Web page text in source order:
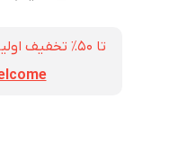
تا ۵۰٪ تخفیف اولین خرید با کد